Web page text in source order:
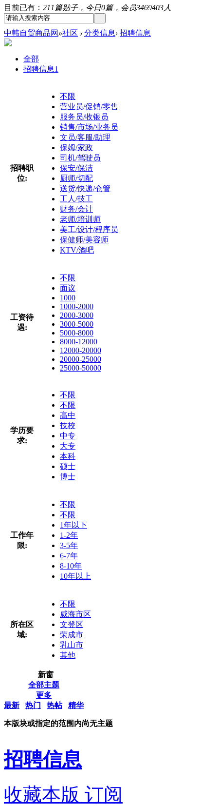
目前已有： 211篇贴子，今日0篇，会员3469403人
中韩自贸商品网 »社区 › 分类信息› 招聘信息
全部
招聘信息1
招聘职
位:
不限
营业员/促销/零售
服务员/收银员
销售/市场/业务员
文员/客服/助理
保姆/家政
司机/驾驶员
保安/保洁
厨师/切配
送货/快递/仓管
工人/技工
财务/会计
老师/培训师
美工/设计/程序员
保健师/美容师
KTV/酒吧
工资待
遇:
不限
面议
1000
1000-2000
2000-3000
3000-5000
5000-8000
8000-12000
12000-20000
20000-25000
25000-50000
学历要
求:
不限
不限
高中
技校
中专
大专
本科
硕士
博士
工作年
限:
不限
不限
1年以下
1-2年
3-5年
6-7年
8-10年
10年以上
所在区
域:
不限
威海市区
文登区
荣成市
乳山市
其他
新窗
全部主题
更多
最新
热门 热帖 精华
本版块或指定的范围内尚无主题
招聘信息
收藏本版 订阅